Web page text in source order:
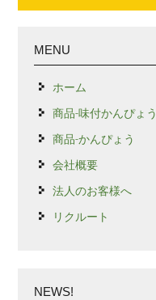
MENU
ホーム
商品-味付かんぴょう
商品-かんぴょう
会社概要
法人のお客様へ
リクルート
NEWS!